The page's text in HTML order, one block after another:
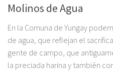
Molinos de Agua
En la Comuna de Yungay
de agua, que reflejan el
gente de campo, que
la preciada harina y también